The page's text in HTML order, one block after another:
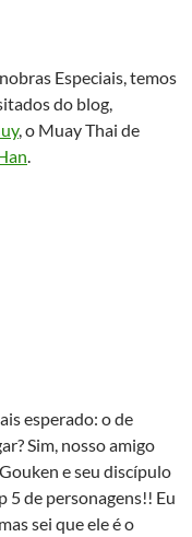
Especiais, temos
do blog,
, o Muay Thai de
.
esperado: o de
Sim, nosso amigo
e seu discípulo
5 de personagens!! Eu
sei que ele é o